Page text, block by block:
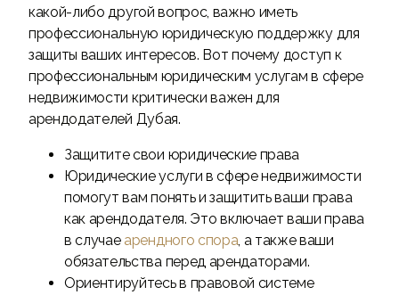
какой-либо другой вопрос, важно иметь
профессиональную юридическую поддержку для
защиты ваших интересов. Вот почему доступ к
профессиональным юридическим услугам в сфере
недвижимости критически важен для
арендодателей Дубая.
Защитите свои юридические права
Юридические услуги в сфере недвижимости
помогут вам понять и защитить ваши права
как арендодателя. Это включает ваши права
в случае арендного спора, а также ваши
обязательства перед арендаторами.
Ориентируйтесь в правовой системе